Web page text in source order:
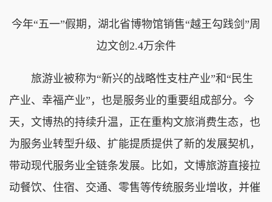
今年“五一”假期，湖北省博物馆销售“越王勾践剑”周
边文创2.4万余件
旅游业被称为“新兴的战略性支柱产业”和“民生
产业、幸福产业”，也是服务业的重要组成部分。今
天，文博热的持续升温，正在重构文旅消费生态，也
为服务业转型升级、扩能提质提供了新的发展契机，
带动现代服务业全链条发展。比如，文博旅游直接拉
动餐饮、住宿、交通、零售等传统服务业增收，并催